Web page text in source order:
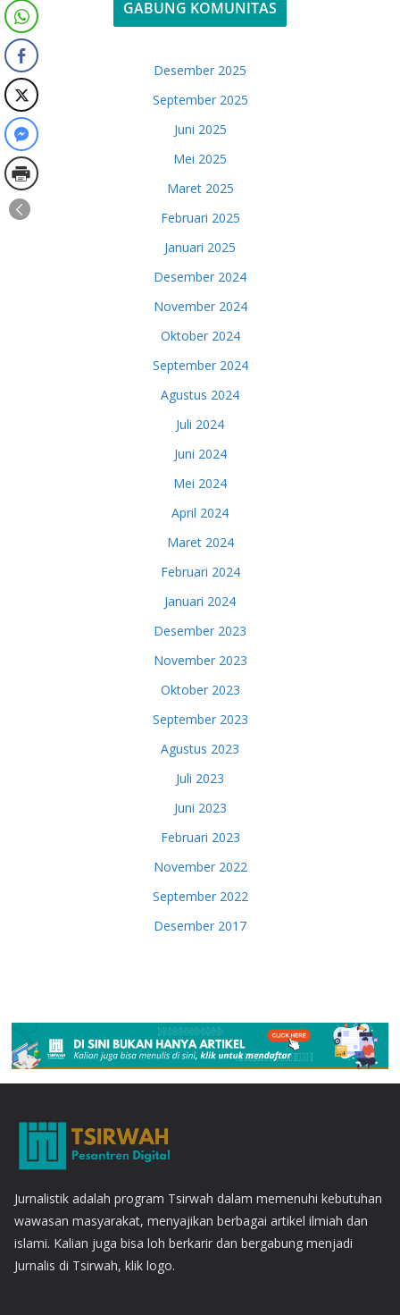
GABUNG KOMUNITAS
Desember 2025
September 2025
Juni 2025
Mei 2025
Maret 2025
Februari 2025
Januari 2025
Desember 2024
November 2024
Oktober 2024
September 2024
Agustus 2024
Juli 2024
Juni 2024
Mei 2024
April 2024
Maret 2024
Februari 2024
Januari 2024
Desember 2023
November 2023
Oktober 2023
September 2023
Agustus 2023
Juli 2023
Juni 2023
Februari 2023
November 2022
September 2022
Desember 2017
Jurnalistik adalah program Tsirwah dalam memenuhi kebutuhan
wawasan masyarakat, menyajikan berbagai artikel ilmiah dan
islami. Kalian juga bisa loh berkarir dan bergabung menjadi
Jurnalis di Tsirwah, klik logo.